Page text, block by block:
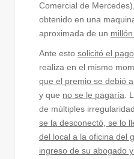
Comercial de
obtenido en una
aproximada de un
Ante esto solicitó el
realiza en el mismo
que el premio se debió
y que no se le pagaría .
de múltiples
se la desconectó, se lo
del local a la oficina del
ingreso de su abogado